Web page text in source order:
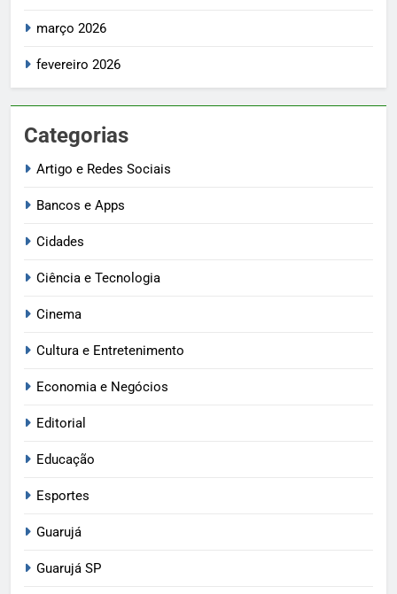
março 2026
fevereiro 2026
Categorias
Artigo e Redes Sociais
Bancos e Apps
Cidades
Ciência e Tecnologia
Cinema
Cultura e Entretenimento
Economia e Negócios
Editorial
Educação
Esportes
Guarujá
Guarujá SP